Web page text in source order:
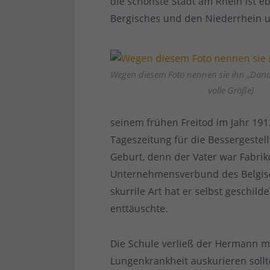
Bergisches und den Niederrhein
Wegen diesem Foto nennen sie ihn
volle Größe)
seinem frühen Freitod im Jahr
Tageszeitung für die
Geburt, denn der Vater war
Unternehmensverbund des
skurrile Art hat er selbst
enttäuschte.
Die Schule verließ der Hermann
Lungenkrankheit auskurieren